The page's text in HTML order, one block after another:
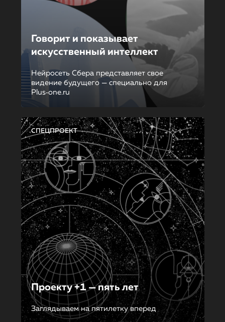
Говорит и показывает
искусственный интеллект
Нейросеть Сбера представляет свое
видение будущего — специально для
Plus‑one.ru
СПЕЦПРОЕКТ
Проекту +1 — пять лет
Заглядываем на пятилетку вперед